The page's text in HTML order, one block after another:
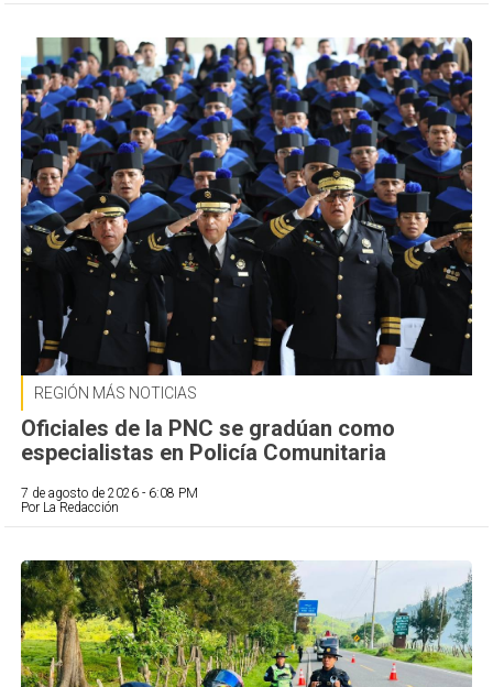
REGIÓN MÁS NOTICIAS
Oficiales de la PNC se gradúan como
especialistas en Policía Comunitaria
7 de agosto de 2026 - 6:08 PM
Por La Redacción